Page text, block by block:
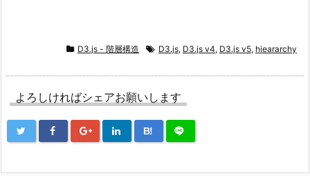
D3.js - 階層構造 D3.js, D3.js v4, D3.js v5, hieararchy
よろしければシェアお願いします
B!